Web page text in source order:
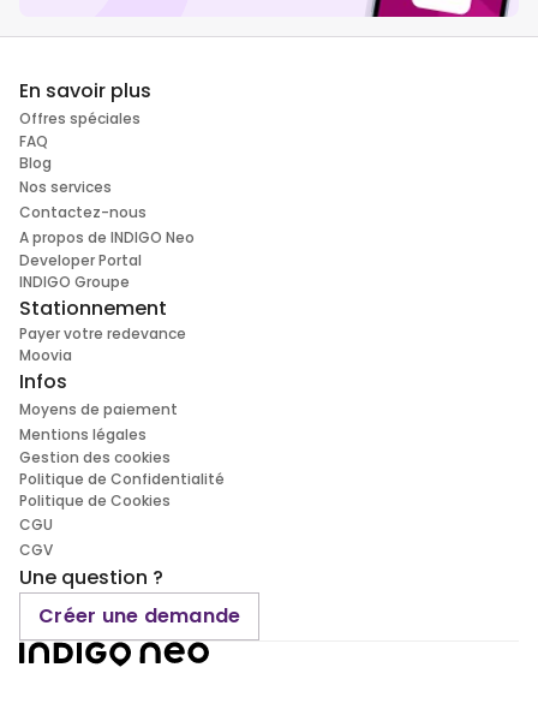
En savoir plus
Offres spéciales
FAQ
Blog
Nos services
Contactez-nous
A propos de INDIGO Neo
Developer Portal
INDIGO Groupe
Stationnement
Payer votre redevance
Moovia
Infos
Moyens de paiement
Mentions légales
Gestion des cookies
Politique de Confidentialité
Politique de Cookies
CGU
CGV
Une question ?
Créer une demande